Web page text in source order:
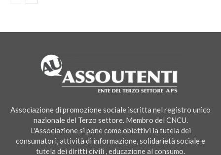
Associazione di promozione sociale iscritta nel registro unico
nazionale del Terzo settore. Membro del CNCU.
L'Associazione si pone come obiettivi la tutela dei
consumatori, attività di informazione, solidarietà sociale e
tutela dei diritti civili , educazione al consumo.